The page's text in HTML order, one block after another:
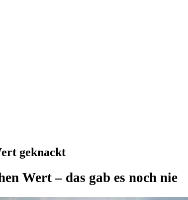
geknackt
Wert – das gab es noch nie